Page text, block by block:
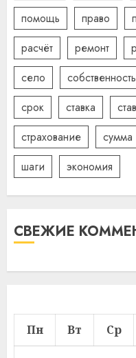
помощь
право
расчёт
ремонт
село
собственность
срок
ставка
страхование
сумма
шаги
экономия
СВЕЖИЕ
Пн Вт Ср